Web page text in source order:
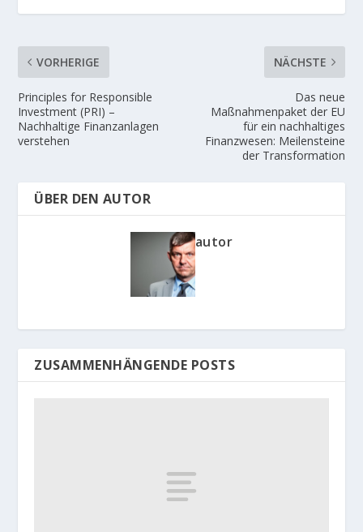
VORHERIGE
Principles for Responsible
Investment (PRI) –
Nachhaltige Finanzanlagen
verstehen
NÄCHSTE
Das neue
Maßnahmenpaket der EU
für ein nachhaltiges
Finanzwesen: Meilensteine
der Transformation
ÜBER DEN AUTOR
autor
ZUSAMMENHÄNGENDE POSTS